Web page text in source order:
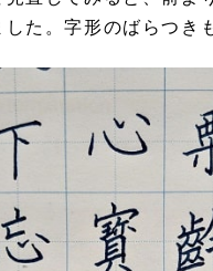
た。字形のばらつき